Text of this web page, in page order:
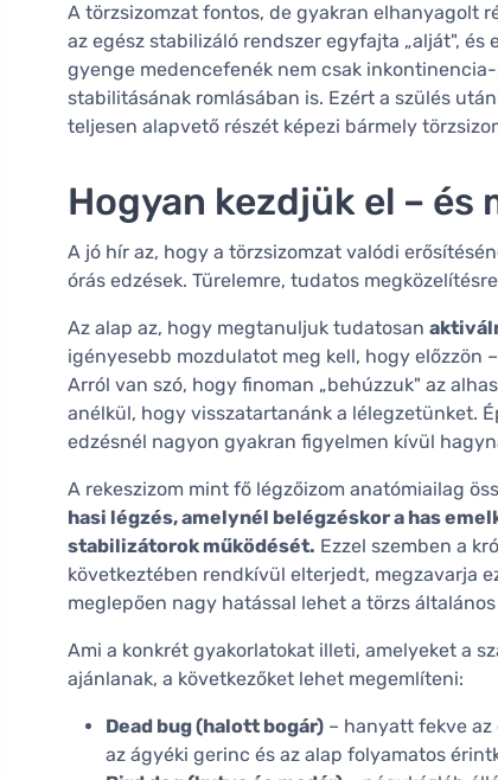
A törzsizomzat fontos, de gyakran elhanyagolt
az egész stabilizáló rendszer egyfajta „alját",
gyenge medencefenék nem csak
stabilitásának romlásában is. Ezért a szülés
teljesen alapvető részét képezi bármely
Hogyan kezdjük el –
A jó hír az, hogy a törzsizomzat valódi
órás edzések. Türelemre, tudatos
Az alap az, hogy megtanuljuk tudatosan
igényesebb mozdulatot meg kell, hogy előzzön
Arról van szó, hogy finoman „behúzzuk" az
anélkül, hogy visszatartanánk a lélegzetünket.
edzésnél nagyon gyakran figyelmen kívül
A rekeszizom mint fő légzőizom anatómiailag
hasi légzés, amelynél belégzéskor a has
stabilizátorok működését. Ezzel szemben a
következtében rendkívül elterjedt, megzavarja
meglepően nagy hatással lehet a törzs
Ami a konkrét gyakorlatokat illeti, amelyeket a
ajánlanak, a következőket lehet megemlíteni:
Dead bug (halott bogár) – hanyatt fekve
az ágyéki gerinc és az alap folyamatos